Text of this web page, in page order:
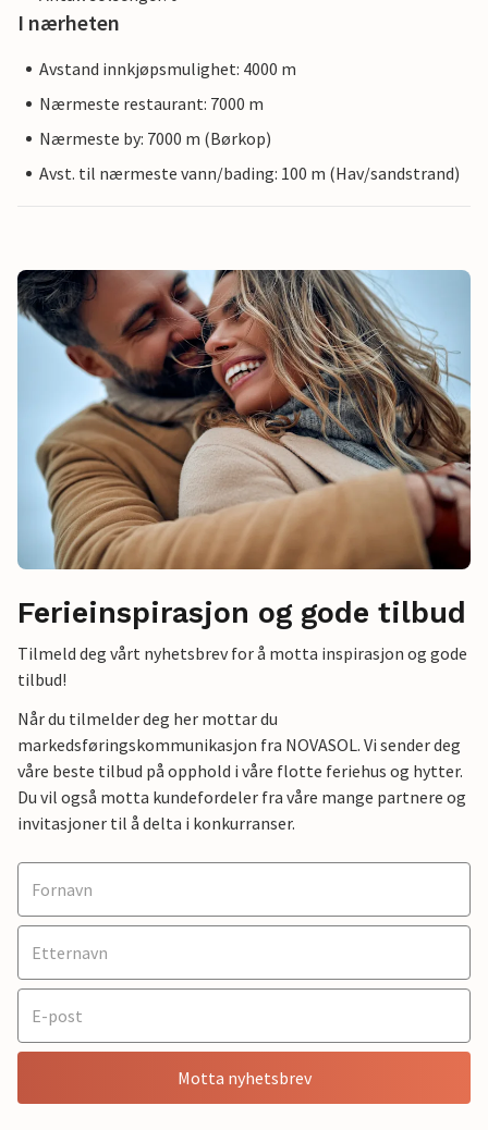
I nærheten
Avstand innkjøpsmulighet: 4000 m
Nærmeste restaurant: 7000 m
Nærmeste by: 7000 m (Børkop)
Avst. til nærmeste vann/bading: 100 m (Hav/sandstrand)
Ferieinspirasjon og gode tilbud
Tilmeld deg vårt nyhetsbrev for å motta inspirasjon og gode
tilbud!
Når du tilmelder deg her mottar du
markedsføringskommunikasjon fra NOVASOL. Vi sender deg
våre beste tilbud på opphold i våre flotte feriehus og hytter.
Du vil også motta kundefordeler fra våre mange partnere og
invitasjoner til å delta i konkurranser.
Motta nyhetsbrev